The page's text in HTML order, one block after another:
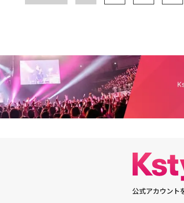
におめでとうございます。お二人の幸せを心から願っています。と
に描かれるだろうか、期待が高まっている。「いつかは賢いレジデ
時10分に放送がスタートする。
公式アカウント